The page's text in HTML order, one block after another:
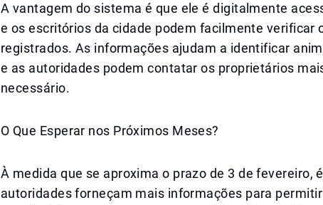
A vantagem do sistema é que ele é digitalmente
e os escritórios da cidade podem facilmente verificar
registrados. As informações ajudam a identificar
e as autoridades podem contatar os proprietários
necessário.
O Que Esperar nos Próximos Meses?
À medida que se aproxima o prazo de 3 de fevereiro,
autoridades forneçam mais informações para